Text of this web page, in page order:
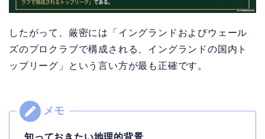
したがって、厳密には「イングランドおよびウェール
ズのプロクラブで構成される、イングランドの国内ト
ップリーグ」という言い方が最も正確です。